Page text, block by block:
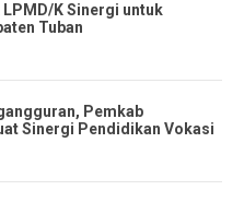
LPMD/K Sinergi untuk
Tuban
Pemkab
Sinergi Pendidikan Vokasi